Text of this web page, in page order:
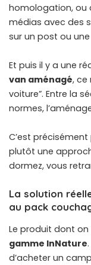
homologation, ou
médias avec des
sur un post ou
Et puis il y a une
van aménagé, ce
voiture”. Entre la
normes,
C’est
plutôt une
dormez, vous
La solution
au pack
Le produit dont on
gamme InNature
d’acheter un